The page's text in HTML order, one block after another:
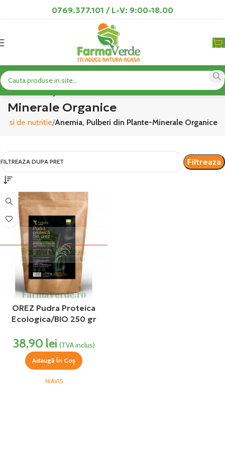
0769.377.101 / L-V: 9:00-18.00
Anemia, Pulberi din Plante-
Minerale Organice
si de nutritie Anemia, Pulberi din Plante-Minerale Organice
FILTREAZA DUPA PRET Filtreaza
OREZ Pudra Proteica
Ecologica/BIO 250 gr
38,90 lei (TVA inclus)
Adaugă În Coș
NIAVIS